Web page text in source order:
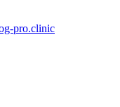
pro.clinic